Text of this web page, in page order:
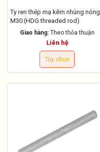
Ty ren thép mạ kẽm nhúng nóng,
M30 (HDG threaded rod)
Giao hàng: Theo thỏa thuận
Liên hệ
Tùy chọn